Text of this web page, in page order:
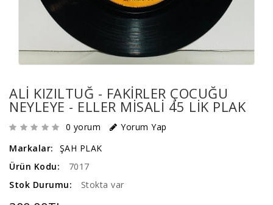
ALI KIZILTUĞ - FAKIRLER ÇOCUĞU
NEYLEYE - ELLER MISALI 45 LIK PLAK
0 yorum
Yorum Yap
Markalar:
ŞAH PLAK
Ürün Kodu:
7017
Stok Durumu:
Stokta var